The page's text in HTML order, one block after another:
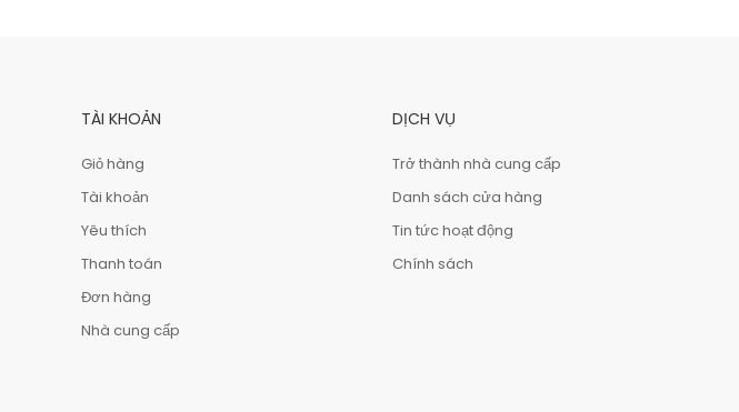
TÀI KHOẢN
Giỏ hàng
Tài khoản
Yêu thích
Thanh toán
Đơn hàng
Nhà cung cấp
DỊCH VỤ
Trở thành nhà cung cấp
Danh sách cửa hàng
Tin tức hoạt động
Chính sách